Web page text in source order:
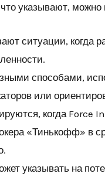
указывают,
ситуации, когда
способами,
или
когда Force
«Тинькофф» в
указывать на